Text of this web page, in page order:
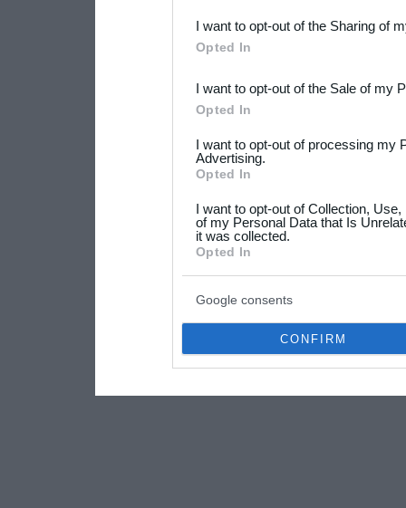
Downstream Participants
third parties.
Please note that this
not limited to your visit or
your data for below
consent section.
I want to opt-out of the Sharing of
Opted In
I want to opt-out of the Sale of my
Opted In
I want to opt-out of processing my
Advertising.
Opted In
I want to opt-out of Collection,
of my Personal Data that Is
it was collected.
Opted In
Google consents
CONFIRM